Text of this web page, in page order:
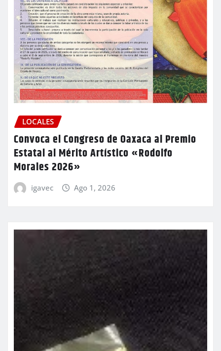
LOCALES
Convoca el Congreso de Oaxaca al Premio
Estatal al Mérito Artístico «Rodolfo
Morales 2026»
igavec Ago 1, 2026